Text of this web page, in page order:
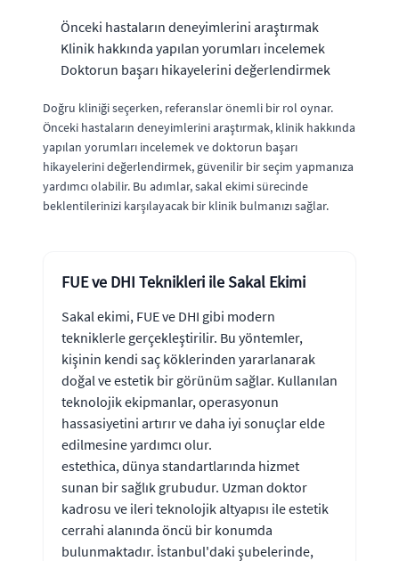
Önceki hastaların deneyimlerini araştırmak
Klinik hakkında yapılan yorumları incelemek
Doktorun başarı hikayelerini değerlendirmek
Doğru kliniği seçerken, referanslar önemli bir rol oynar.
Önceki hastaların deneyimlerini araştırmak, klinik hakkında
yapılan yorumları incelemek ve doktorun başarı
hikayelerini değerlendirmek, güvenilir bir seçim yapmanıza
yardımcı olabilir. Bu adımlar, sakal ekimi sürecinde
beklentilerinizi karşılayacak bir klinik bulmanızı sağlar.
FUE ve DHI Teknikleri ile Sakal Ekimi
Sakal ekimi, FUE ve DHI gibi modern
tekniklerle gerçekleştirilir. Bu yöntemler,
kişinin kendi saç köklerinden yararlanarak
doğal ve estetik bir görünüm sağlar. Kullanılan
teknolojik ekipmanlar, operasyonun
hassasiyetini artırır ve daha iyi sonuçlar elde
edilmesine yardımcı olur.
estethica, dünya standartlarında hizmet
sunan bir sağlık grubudur. Uzman doktor
kadrosu ve ileri teknolojik altyapısı ile estetik
cerrahi alanında öncü bir konumda
bulunmaktadır. İstanbul'daki şubelerinde,